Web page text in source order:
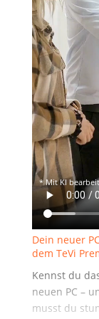
* Mit KI
Dein neu­er
dem TeVi
Kennst du
neu­en PC –
musst du